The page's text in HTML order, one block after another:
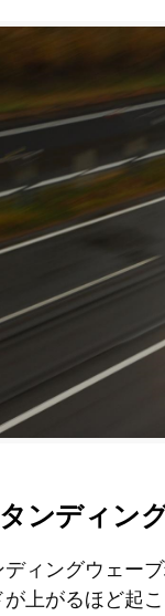
ンディン
ディングウェー
が上がるほど起